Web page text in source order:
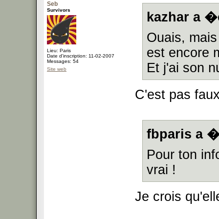
Seb
Survivors
Lieu: Paris
Date d'inscription: 11-02-2007
Messages: 54
Site web
kazhar a
Ouais,
est encore
Et j'ai son
C'est pas
fbparis a
Pour ton
vrai !
Je crois